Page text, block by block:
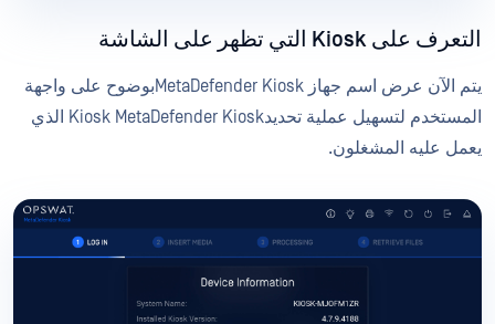
التعرف على Kiosk التي تظهر على الشاشة
يتم الآن عرض اسم جهاز MetaDefender Kioskبوضوح على واجهة
المستخدم لتسهيل عملية تحديدKiosk MetaDefender Kiosk الذي
يعمل عليه المشغلون.